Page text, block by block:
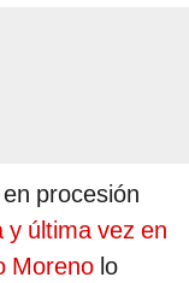
procesión
y última vez en
Moreno lo